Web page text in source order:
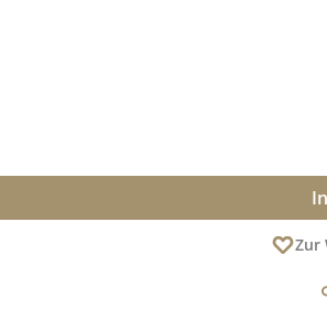
Zur